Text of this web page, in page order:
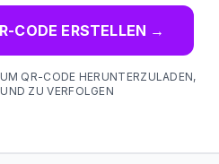
CODE ERSTELLEN →
QR-CODE HERUNTERZULADEN,
ZU VERFOLGEN